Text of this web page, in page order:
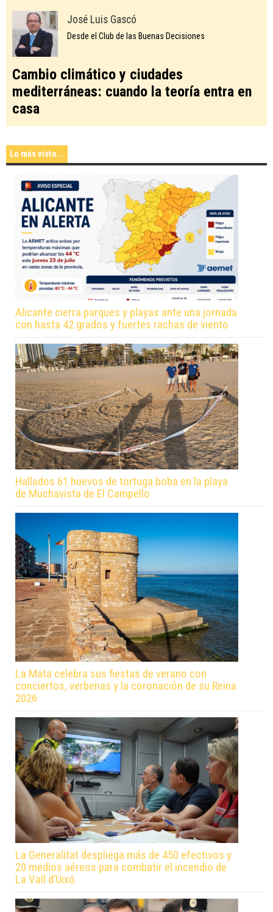
José Luis Gascó
Desde el Club de las Buenas Decisiones
Cambio climático y ciudades
mediterráneas: cuando la teoría entra en
casa
Lo más visto...
Alicante cierra parques y playas ante una jornada
con hasta 42 grados y fuertes rachas de viento
Hallados 61 huevos de tortuga boba en la playa
de Muchavista de El Campello
La Mata celebra sus fiestas de verano con
conciertos, verbenas y la coronación de su Reina
2026
La Generalitat despliega más de 450 efectivos y
20 medios aéreos para combatir el incendio de
La Vall d’Uixó